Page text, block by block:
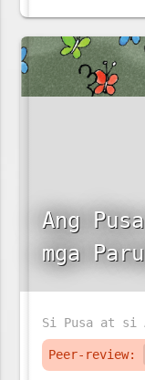
Ang
mga
Peer-review: